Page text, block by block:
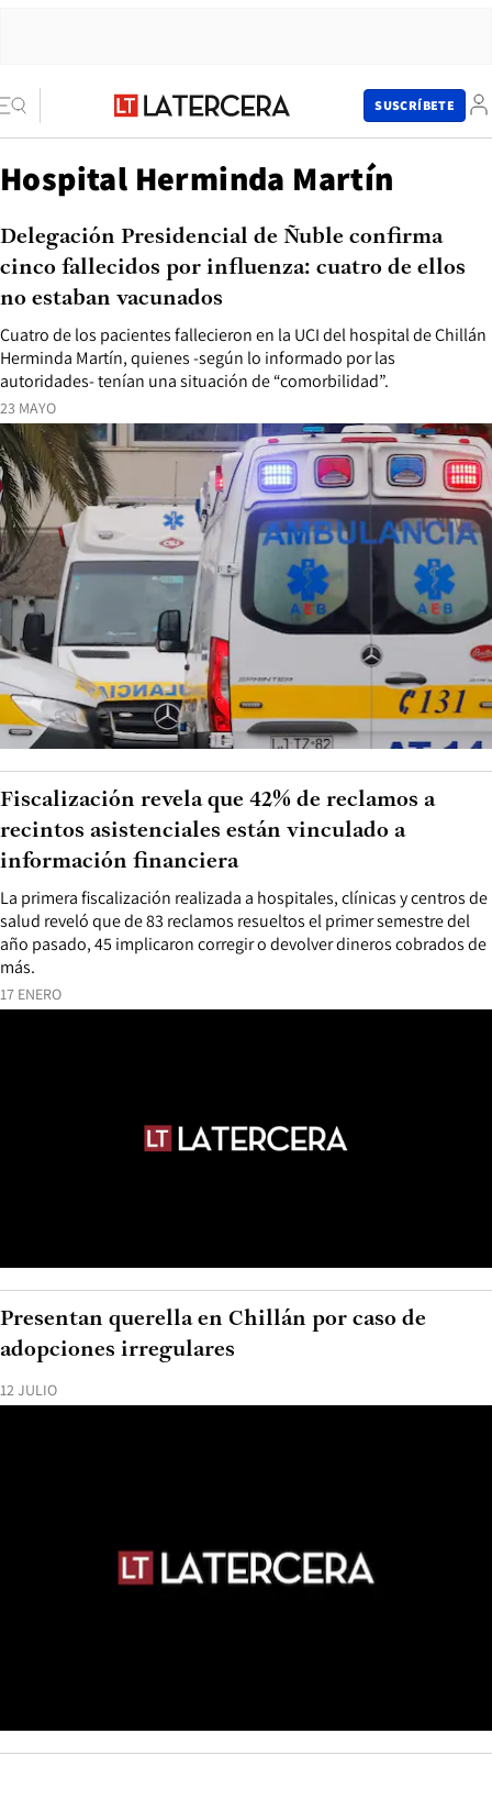
SUSCRÍBETE
Hospital Herminda Martín
23 MAYO
Cuatro de los pacientes fallecieron en la UCI del hospital de Chillán
Herminda Martín, quienes -según lo informado por las
autoridades- tenían una situación de “comorbilidad”.
Delegación Presidencial de Ñuble confirma
cinco fallecidos por influenza: cuatro de ellos
no estaban vacunados
17 ENERO
La primera fiscalización realizada a hospitales, clínicas y centros de
salud reveló que de 83 reclamos resueltos el primer semestre del
año pasado, 45 implicaron corregir o devolver dineros cobrados de
más.
Fiscalización revela que 42% de reclamos a
recintos asistenciales están vinculado a
información financiera
12 JULIO
Presentan querella en Chillán por caso de
adopciones irregulares